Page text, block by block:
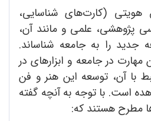
هویتی (کارت‌های شناسایی،
پژوهشی، علمی و مانند آن،
جدید را به جامعه شناساند.
مهارت در جامعه و ابزارهای در
با آن، توسعه این هنر و فن
است. با توجه به آنچه گفته
مطرح هستند که: